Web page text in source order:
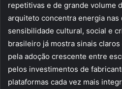
repetitivas e de grande volume
arquiteto concentra energia nas
sensibilidade cultural, social e
brasileiro já mostra sinais
pela adoção crescente entre
pelos investimentos de
plataformas cada vez mais